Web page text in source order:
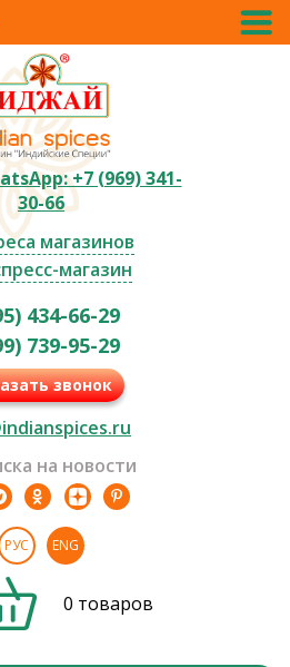
+7 (969) 341-
30-66
магазинов
магазин
434-66-29
739-95-29
звонок
на новости
РУС ENG
0 товаров